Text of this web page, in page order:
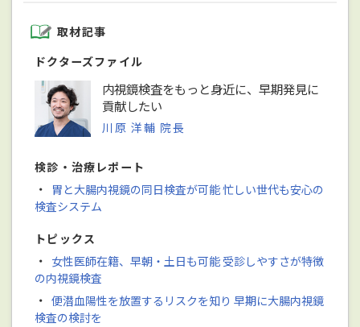
取材記事
ドクターズファイル
内視鏡検査をもっと身近に、早期発見に
貢献したい
川原 洋輔 院長
検診・治療レポート
・
胃と大腸内視鏡の同日検査が可能 忙しい世代も安心の
検査システム
トピックス
・ 女性医師在籍、早朝・土日も可能 受診しやすさが特徴
の内視鏡検査
・ 便潜血陽性を放置するリスクを知り 早期に大腸内視鏡
検査の検討を